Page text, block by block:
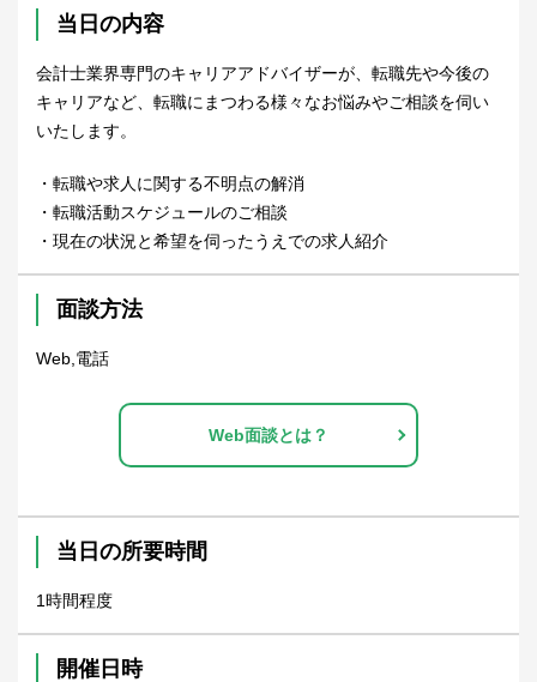
当日の内容
会計士業界専門のキャリアアドバイザーが、転職先や今後の
キャリアなど、転職にまつわる様々なお悩みやご相談を伺い
いたします。
・転職や求人に関する不明点の解消
・転職活動スケジュールのご相談
・現在の状況と希望を伺ったうえでの求人紹介
面談方法
Web,電話
Web面談とは？
当日の所要時間
1時間程度
開催日時